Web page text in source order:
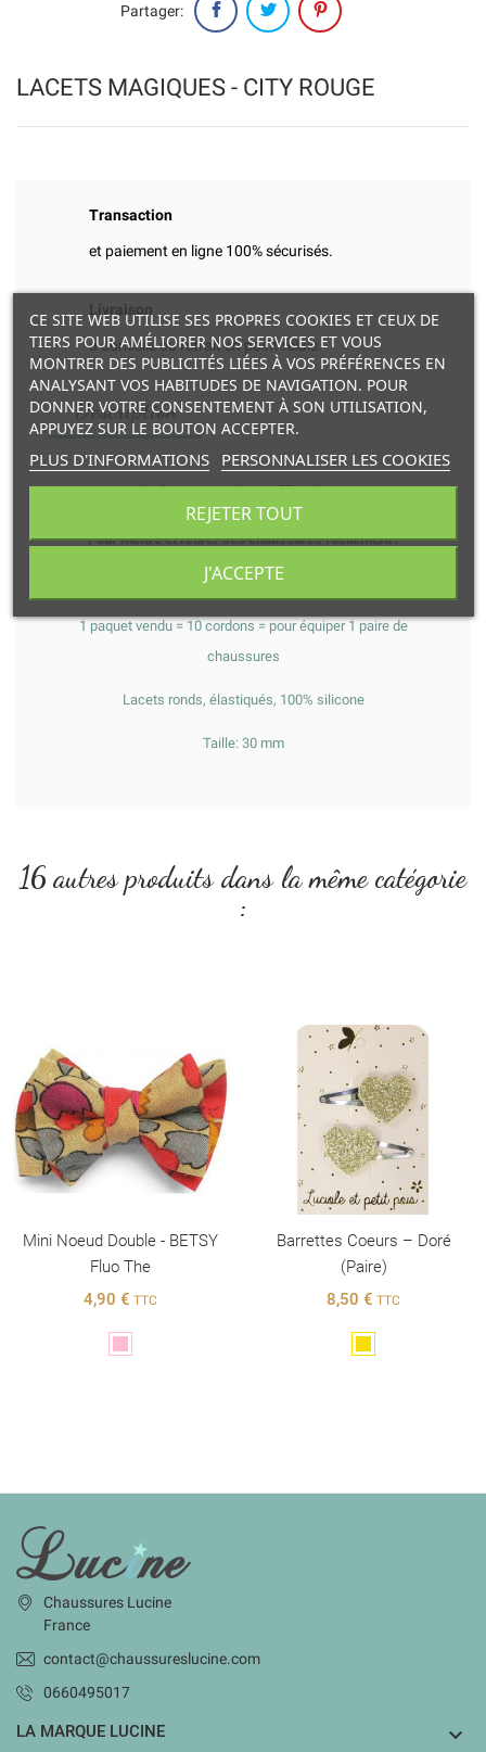
LACETS MAGIQUES - CITY ROUGE
Transaction
et paiement en ligne 100% sécurisés.
Livraison
à domicile ou retrait en point relais.
Partager:
Description
Le lacet magique élastique
Pour mettre et retirer ses chaussures facilement !
Mise en place facile: 1 cordon en silicone entre deux oeillets
1 paquet vendu = 10 cordons = pour équiper 1 paire de
chaussures
Lacets ronds, élastiqués, 100% silicone
Taille: 30 mm
16 autres produits dans la même catégorie
:
Mini Noeud Double - BETSY
Fluo The
4,90 € TTC
Barrettes Coeurs – Doré
(paire)
8,50 € TTC
INFORMATIONS
Chaussures Lucine
France
contact@chaussureslucine.com
0660495017
LA MARQUE LUCINE 
CE SITE WEB UTILISE SES PROPRES COOKIES ET CEUX DE
TIERS POUR AMÉLIORER NOS SERVICES ET VOUS
MONTRER DES PUBLICITÉS LIÉES À VOS PRÉFÉRENCES EN
ANALYSANT VOS HABITUDES DE NAVIGATION. POUR
DONNER VOTRE CONSENTEMENT À SON UTILISATION,
APPUYEZ SUR LE BOUTON ACCEPTER.
PLUS D'INFORMATIONS PERSONNALISER LES COOKIES
REJETER TOUT
J'ACCEPTE